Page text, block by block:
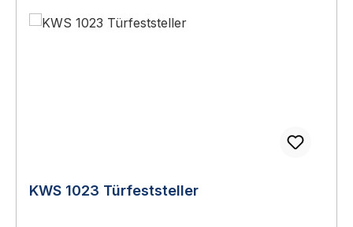
KWS 1023 Türfeststeller